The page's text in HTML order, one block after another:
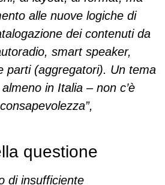
alle nuove logiche di
dei contenuti da
smart speaker,
parti (aggregatori). Un tema
in Italia – non c’è
questione
di insufficiente